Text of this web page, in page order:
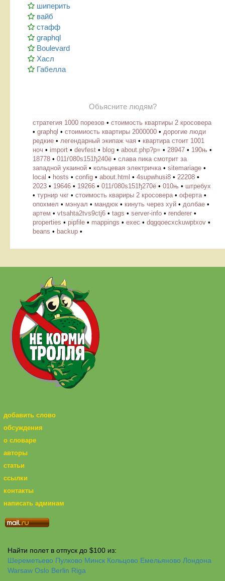
шиперить
вайб
стафф
graphql
Boulevard
Хасл
Габелла
Обьясните людям?
стратегия 1000 порезов • стоимость квартиры 2 кросовера
• graphql • стоимиость квартиры 2000000 • дорогие люди
редкие • легендарный экипаж чая • квартира стоит 1001
ноч • import • devfest • blog • about.php?p= • 28947 • 190њ •
18778 • 011ѓ080ѕ151ђ240ё • слава пика смотрит за
западной укаиной • кольцевая электричка • sitemariage •
local • hosts • config • about.html • 4supwhusi8 • 22208 •
2023 • 19646 • 19266 • 011ѓ080ѕ151ђ270ё • 010њ • штребух
• турнир чкг • стоимость квариры 2 кросовера • оферта •
опохмел • мэнуал • мандюк • кинуть через хуй • долбае •
артем • vtsahta2tvs9ctj6 • tags • server-info • renderer •
properties • pipfile • mappings • exec • dqgqoecxckuwptxov •
beans • backup •
добавить слово
обсуждения
о словаре
авторы
статьи
ссылки
контакты
написать админам
Найти полет в отпуск до $100 из:
Шереметьево Пулково Минск Кольцово Емельяново Лондона
Warsaw Oslo Berlin Riga